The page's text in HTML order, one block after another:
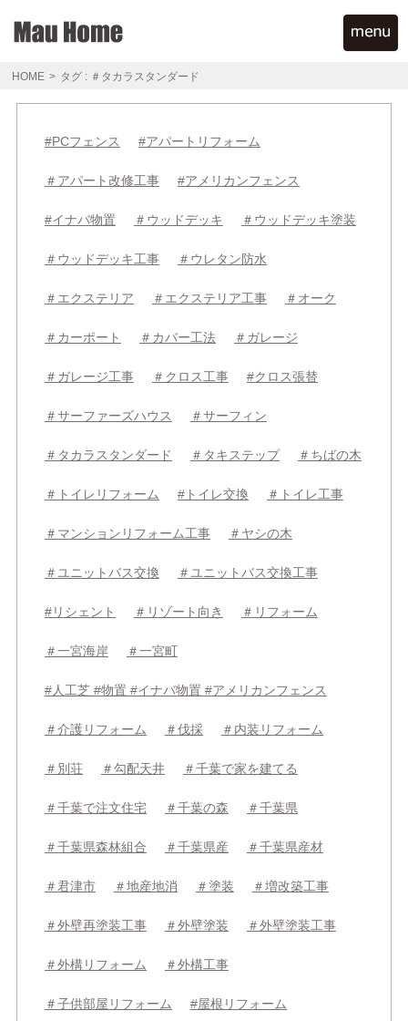
HOME > タグ : ＃タカラスタンダード
#PCフェンス #アパートリフォーム
＃アパート改修工事 #アメリカンフェンス
#イナバ物置 ＃ウッドデッキ ＃ウッドデッキ塗装
＃ウッドデッキ工事 ＃ウレタン防水
＃エクステリア ＃エクステリア工事 ＃オーク
＃カーポート ＃カバー工法 ＃ガレージ
＃ガレージ工事 ＃クロス工事 #クロス張替
＃サーファーズハウス ＃サーフィン
＃タカラスタンダード ＃タキステップ ＃ちばの木
＃トイレリフォーム #トイレ交換 ＃トイレ工事
＃マンションリフォーム工事 ＃ヤシの木
＃ユニットバス交換 ＃ユニットバス交換工事
#リシェント ＃リゾート向き ＃リフォーム
＃一宮海岸 ＃一宮町
#人工芝 #物置 #イナバ物置 #アメリカンフェンス
＃介護リフォーム ＃伐採 ＃内装リフォーム
＃別荘 ＃勾配天井 ＃千葉で家を建てる
＃千葉で注文住宅 ＃千葉の森 ＃千葉県
＃千葉県森林組合 ＃千葉県産 ＃千葉県産材
＃君津市 ＃地産地消 ＃塗装 ＃増改築工事
＃外壁再塗装工事 ＃外壁塗装 ＃外壁塗装工事
＃外構リフォーム ＃外構工事
＃子供部屋リフォーム #屋根リフォーム